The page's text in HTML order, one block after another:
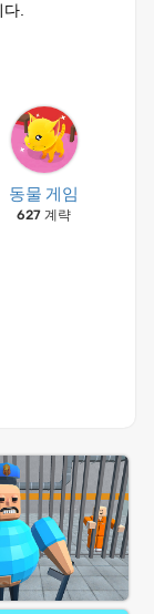
.
동물 게임
627 계략